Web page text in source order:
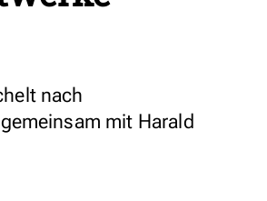
nach
mit Harald